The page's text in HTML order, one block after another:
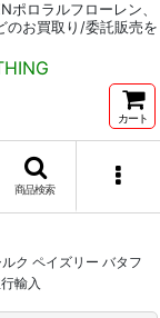
ポロラルフローレン、
のお買取り/委託販売を
カート
商品検索
ク ペイズリー バタフ
輸入